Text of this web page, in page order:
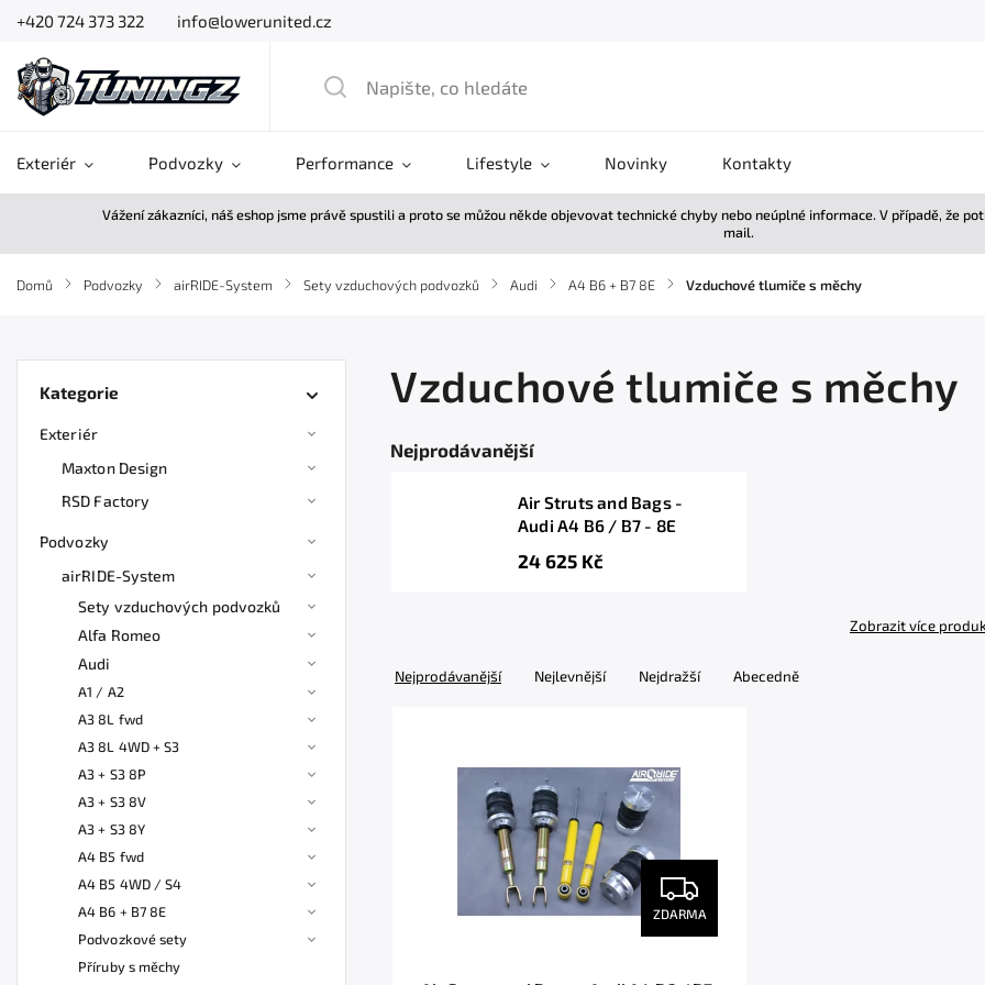
+420 724 373 322 info@lowerunited.cz
Exteriér Podvozky Performance Lifestyle Novinky Kontakty
Vážení zákazníci, náš eshop jsme právě spustili a proto se můžou někde objevovat technické chyby nebo neúplné informace. V případě, že
mail.
Domů / Podvozky / airRIDE-System / Sety vzduchových podvozků / Audi / A4 B6 + B7 8E / Vzduchové tlumiče s měchy
Kategorie
Exteriér
Maxton Design
RSD Factory
Podvozky
airRIDE-System
Sety vzduchových podvozků
Alfa Romeo
Audi
A1 / A2
A3 8L fwd
A3 8L 4WD + S3
A3 + S3 8P
A3 + S3 8V
A3 + S3 8Y
A4 B5 fwd
A4 B5 4WD / S4
A4 B6 + B7 8E
Podvozkové sety
Příruby s měchy
Vzduchové tlumiče s měchy
Nejprodávanější
Air Struts and Bags -
Audi A4 B6 / B7 - 8E
24 625 Kč
Zobrazit více
Nejprodávanější Nejlevnější Nejdražší Abecedně
ZDARMA